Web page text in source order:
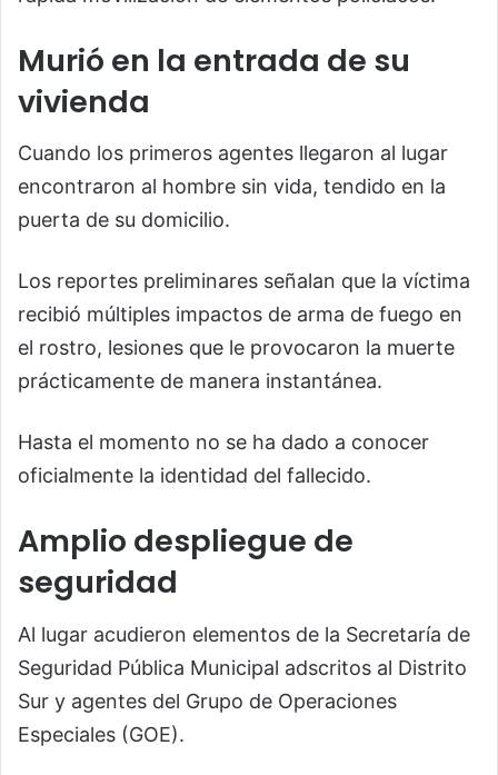
Murió en la entrada de su
vivienda
Cuando los primeros agentes llegaron al lugar
encontraron al hombre sin vida, tendido en la
puerta de su domicilio.
Los reportes preliminares señalan que la víctima
recibió múltiples impactos de arma de fuego en
el rostro, lesiones que le provocaron la muerte
prácticamente de manera instantánea.
Hasta el momento no se ha dado a conocer
oficialmente la identidad del fallecido.
Amplio despliegue de
seguridad
Al lugar acudieron elementos de la Secretaría de
Seguridad Pública Municipal adscritos al Distrito
Sur y agentes del Grupo de Operaciones
Especiales (GOE).